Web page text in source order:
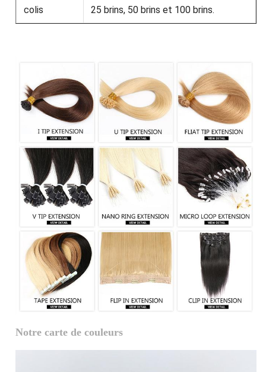
colis
25 brins, 50 brins et 100 brins.
Notre carte de couleurs